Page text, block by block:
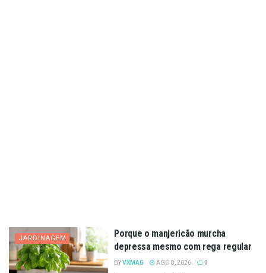
JARDINAGEM
Porque o manjericão murcha
depressa mesmo com rega regular
BYVXMAG AGO 8, 2026 0